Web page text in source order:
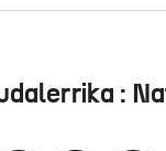
: